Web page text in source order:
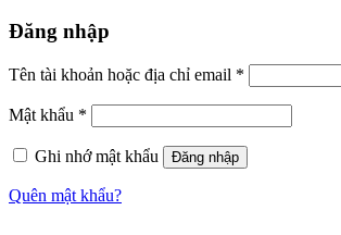
Đăng nhập
Tên tài khoản hoặc địa chỉ email *
Mật khẩu *
Ghi nhớ mật khẩu Đăng nhập
Quên mật khẩu?